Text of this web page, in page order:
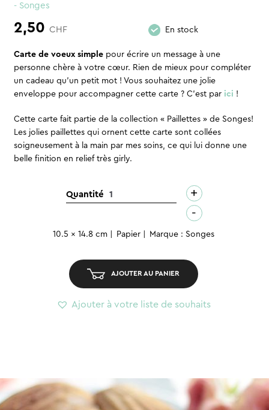
- Songes
2,50 CHF En stock
Carte de voeux simplepour écrire un message à une
personne chère à votre cœur. Rien de mieux pour compléter
un cadeau qu’un petit mot ! Vous souhaitez une jolie
enveloppe pour accompagner cette carte ? C’est par ici !
Cette carte fait partie de la collection « Paillettes » de Songes!
Les jolies paillettes qui ornent cette carte sont collées
soigneusement à la main par mes soins, ce qui lui donne une
belle finition en relief très girly.
Quantitéquantité
de
Magical
+
-
10.5 x 14.8 cm Papier Marque : Songes
AJOUTER AU PANIER
Ajouter à votre liste de souhaits